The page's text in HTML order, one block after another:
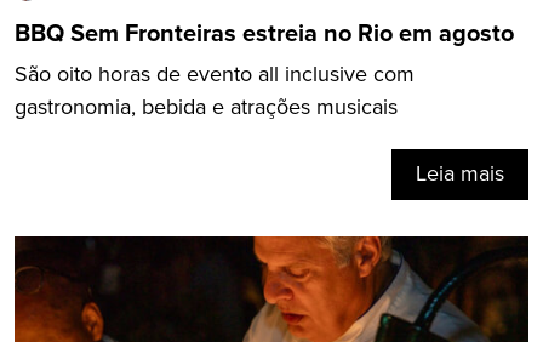
BBQ Sem Fronteiras estreia no Rio em agosto
São oito horas de evento all inclusive com
gastronomia, bebida e atrações musicais
Leia mais